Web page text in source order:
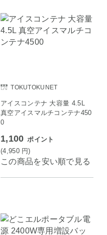
TOKUTOKUNET
アイスコンテナ 大容量 4.5L
真空アイスマルチコンテナ450
0
1,100 ポイント
(4,950 円)
この商品を安い順で見る